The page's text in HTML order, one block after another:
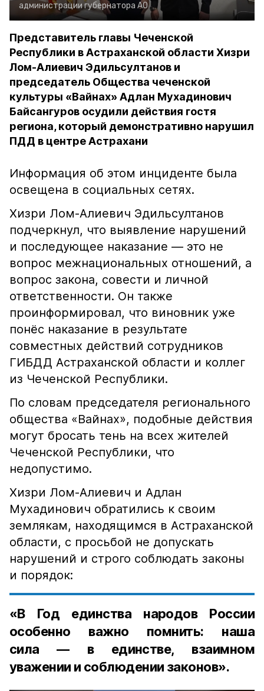
администрации губернатора АО
Представитель главы Чеченской
Республики в Астраханской области Хизри
Лом-Алиевич Эдильсултанов и
председатель Общества чеченской
культуры «Вайнах» Адлан Мухадинович
Байсангуров осудили действия гостя
региона, который демонстративно нарушил
ПДД в центре Астрахани
Информация об этом инциденте была
освещена в социальных сетях.
Хизри Лом-Алиевич Эдильсултанов
подчеркнул, что выявление нарушений
и последующее наказание — это не
вопрос межнациональных отношений, а
вопрос закона, совести и личной
ответственности. Он также
проинформировал, что виновник уже
понёс наказание в результате
совместных действий сотрудников
ГИБДД Астраханской области и коллег
из Чеченской Республики.
По словам председателя регионального
общества «Вайнах», подобные действия
могут бросать тень на всех жителей
Чеченской Республики, что
недопустимо.
Хизри Лом-Алиевич и Адлан
Мухадинович обратились к своим
землякам, находящимся в Астраханской
области, с просьбой не допускать
нарушений и строго соблюдать законы
и порядок:
«В Год единства народов России
особенно важно помнить: наша
сила — в единстве, взаимном
уважении и соблюдении законов».